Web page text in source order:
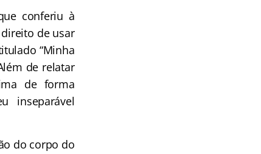
conferiu à
de usar
“Minha
de relatar
de forma
inseparável
do corpo do